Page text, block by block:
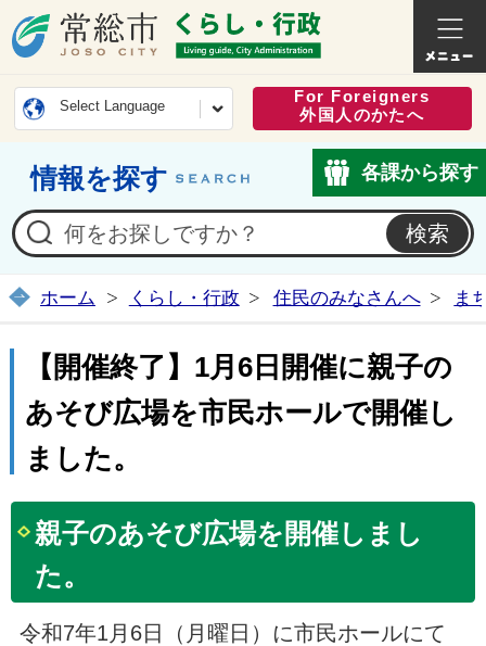
常総市公式ホームページ
くらし
Select Language
For Foreigners
外国人のかたへ
情報を探す 各課から探す
ホーム くらし・行政 住民のみなさんへ ま
【開催終了】1月6日開催に親子の
あそび広場を市民ホールで開催し
ました。
親子のあそび広場を開催しまし
た。
令和7年1月6日（月曜日）に市民ホールにて